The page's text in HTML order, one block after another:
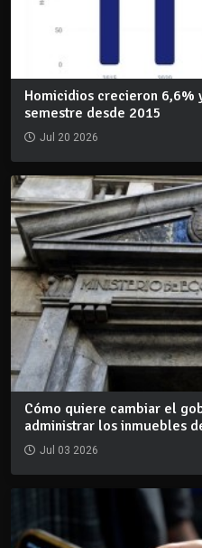
Homicidios crecieron
semestre desde 2015
Jul 20 2026
Cómo quiere cambiar el
administrar los inmuebles
Jul 03 2026